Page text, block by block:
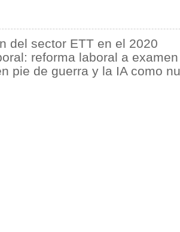
del sector ETT en el 2020
reforma laboral a
pie de guerra y la IA como